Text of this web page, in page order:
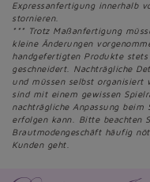
Expressanfertigung innerhalb
stornieren.
*** Trotz Maßanfertigung
kleine Änderungen
handgefertigten Produkte
geschneidert. Nachträgliche
und müssen selbst organisiert
sind mit einem gewissen
nachträgliche Anpassung beim
erfolgen kann. Bitte beachten
Brautmodengeschäft häufig
Kunden geht.